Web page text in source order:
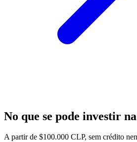
No que se pode investir
A partir de $100.000 CLP, sem crédito